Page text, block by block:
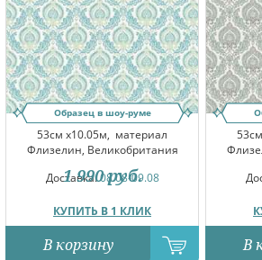
Образец в шоу-руме
53см x10.05м, материал
Флизелин, Великобритания
Доставка:08.08-09.08
КУПИТЬ В 1 КЛИК
1 990 руб.
В корзину В